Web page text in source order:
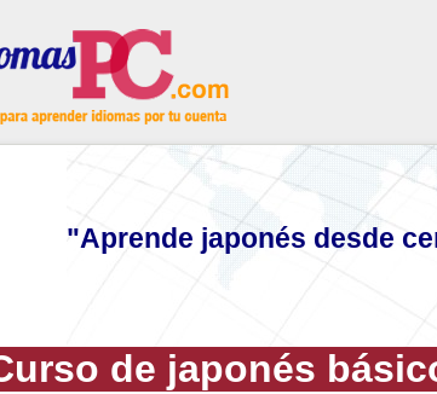
"Aprende japonés desde
de japonés